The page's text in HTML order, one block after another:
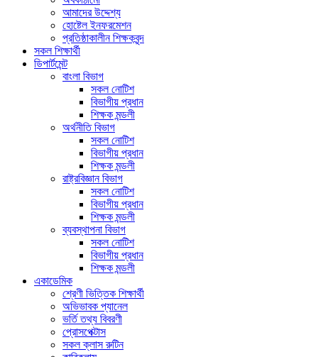
আমাদের উদ্দেশ্য
হোষ্টেল ইনফরমেশন
প্রতিষ্ঠাকালীন শিক্ষকবৃন্দ
সকল শিক্ষার্থী
ডিপার্টমেন্ট
বাংলা বিভাগ
সকল নোটিশ
বিভাগীয় প্রধান
শিক্ষক মন্ডলী
অর্থনীতি বিভাগ
সকল নোটিশ
বিভাগীয় প্রধান
শিক্ষক মন্ডলী
রাষ্ট্রবিজ্ঞান বিভাগ
সকল নোটিশ
বিভাগীয় প্রধান
শিক্ষক মন্ডলী
ব্যবস্থাপনা বিভাগ
সকল নোটিশ
বিভাগীয় প্রধান
শিক্ষক মন্ডলী
একাডেমিক
শ্রেণী ভিত্তিক শিক্ষার্থী
অভিভাবক প্যানেল
ভর্তি তথ্য বিবরণী
প্রোসপেক্টাস
সকল ক্লাস রুটিন